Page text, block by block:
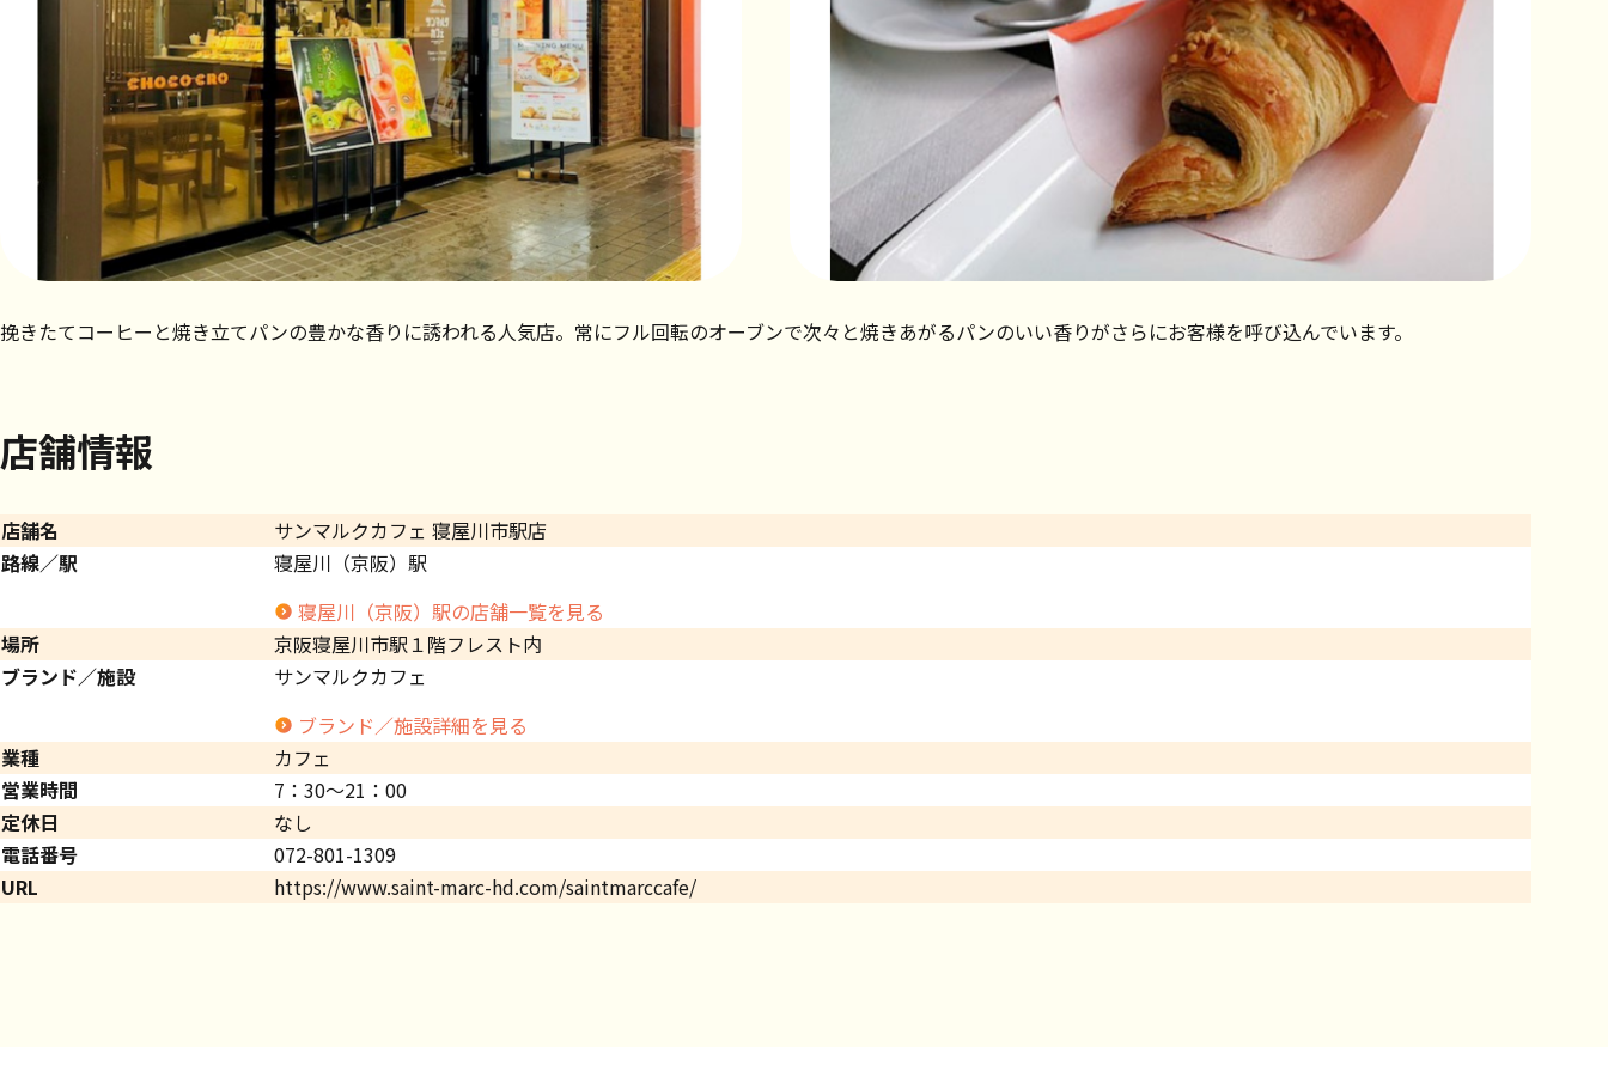
挽きたてコーヒーと焼き立てパンの豊かな香りに誘われる人気店。常にフル回転のオーブンで次々と焼きあがるパンのいい香りがさらにお客様を呼び込んでいます。
店舗情報
店舗名
サンマルクカフェ 寝屋川市駅店
路線／駅
寝屋川（京阪）駅
寝屋川（京阪）駅の店舗一覧を見る
場所
京阪寝屋川市駅１階フレスト内
ブランド／施設
サンマルクカフェ
ブランド／施設詳細を見る
業種
カフェ
営業時間
7：30～21：00
定休日
なし
電話番号
072-801-1309
URL
https://www.saint-marc-hd.com/saintmarccafe/